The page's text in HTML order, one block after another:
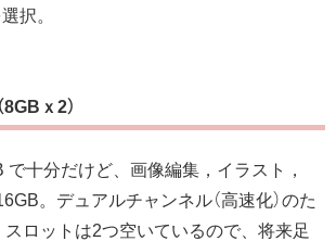
択。
8GBｘ2）
で十分だけど、画像編集，イラスト，
。デュアルチャンネル（高速化）のた
ロットは2つ空いているので、将来足